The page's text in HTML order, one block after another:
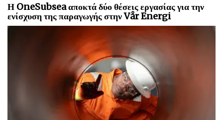
Η OneSubsea αποκτά δύο θέσεις εργασίας για την
ενίσχυση της παραγωγής στην Vår Energi